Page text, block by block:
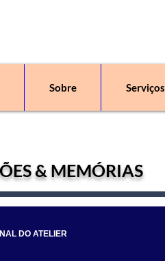
Sobre Serviços
& MEMÓRIAS
DO ATELIER